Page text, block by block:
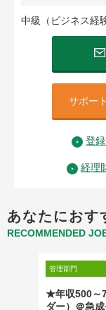
中級（ビジネス経
サポー
登
経理
あなたにおす
RECOMMENDED
管理部門
★年収500～
ダー）＠急